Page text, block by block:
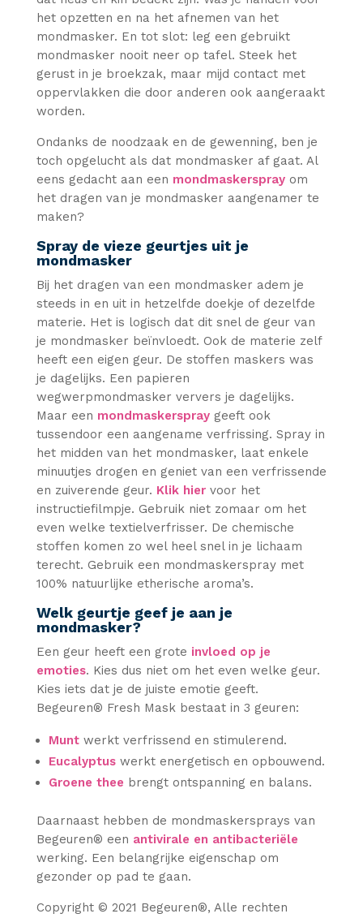
het opzetten en na het afnemen van het
mondmasker. En tot slot: leg een gebruikt
mondmasker nooit neer op tafel. Steek het
gerust in je broekzak, maar mijd contact met
oppervlakken die door anderen ook aangeraakt
worden.
Ondanks de noodzaak en de gewenning, ben je
toch opgelucht als dat mondmasker af gaat. Al
eens gedacht aan een mondmaskersprayom
het dragen van je mondmasker aangenamer te
maken?
Spray de vieze geurtjes uit je
mondmasker
Bij het dragen van een mondmasker adem je
steeds in en uit in hetzelfde doekje of dezelfde
materie. Het is logisch dat dit snel de geur van
je mondmasker beïnvloedt. Ook de materie zelf
heeft een eigen geur. De stoffen maskers was
je dagelijks. Een papieren
wegwerpmondmasker ververs je dagelijks.
Maar een mondmaskerspraygeeft ook
tussendoor een aangename verfrissing. Spray in
het midden van het mondmasker, laat enkele
minuutjes drogen en geniet van een verfrissende
en zuiverende geur. Klik hiervoor het
instructiefilmpje. Gebruik niet zomaar om het
even welke textielverfrisser. De chemische
stoffen komen zo wel heel snel in je lichaam
terecht. Gebruik een mondmaskerspray met
100% natuurlijke etherische aroma’s.
Welk geurtje geef je aan je
mondmasker?
Een geur heeft een grote invloed op je
emoties. Kies dus niet om het even welke geur.
Kies iets dat je de juiste emotie geeft.
Begeuren® Fresh Mask bestaat in 3 geuren:
Muntwerkt verfrissend en stimulerend.
Eucalyptuswerkt energetisch en opbouwend.
Groene thee brengt ontspanning en balans.
Daarnaast hebben de mondmaskersprays van
Begeuren® een antivirale en antibacteriële
werking. Een belangrijke eigenschap om
gezonder op pad te gaan.
Copyright © 2021 Begeuren®, Alle rechten